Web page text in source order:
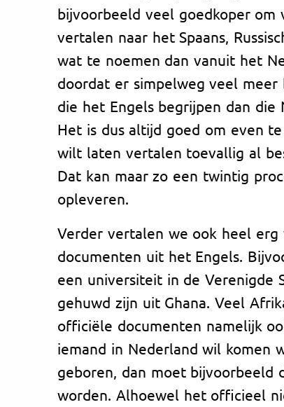
bijvoorbeeld veel goedkoper om
vertalen naar het Spaans,
wat te noemen dan vanuit het
doordat er simpelweg veel
die het Engels begrijpen dan die
Het is dus altijd goed om even
wilt laten vertalen toevallig al
Dat kan maar zo een twintig
opleveren.
Verder vertalen we ook heel erg
documenten uit het Engels.
een universiteit in de Verenigde
gehuwd zijn uit Ghana. Veel
officiële documenten namelijk
iemand in Nederland wil komen
geboren, dan moet bijvoorbeeld
worden. Alhoewel het officieel